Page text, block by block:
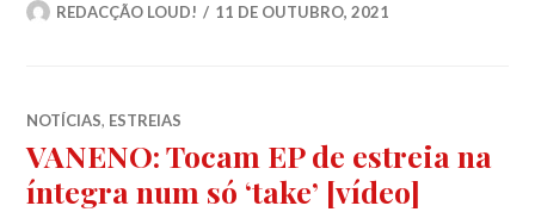
REDACÇÃO LOUD! 11 DE OUTUBRO, 2021
NOTÍCIAS, ESTREIAS
VANENO: Tocam EP de estreia na
íntegra num só ‘take’ [vídeo]